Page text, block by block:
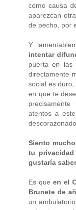
como causa
aparezcan
de pecho, por
Y
intentar
puerta en las
directamente
social es
en que te
atentos a
Siento
tu
gustaría
Es que en el
Brunete de
un